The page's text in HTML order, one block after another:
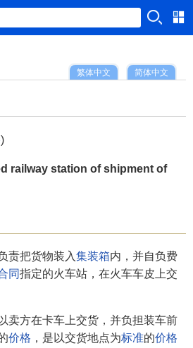
简体中文
繁体中文
)
railway station of shipment of
责把货物装入集装箱内，并自负费
同指定的火车站，在火车车皮上交
卖方在卡车上交货，并负担装车前
价格 ，是以交货地点为标准的价格